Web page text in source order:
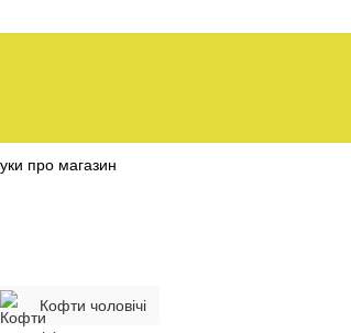
200 грн
про магазин
Кофти чоловічі